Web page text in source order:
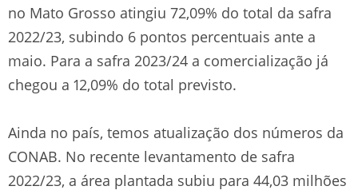
no Mato Grosso atingiu 72,09% do total da safra
2022/23, subindo 6 pontos percentuais ante a
maio. Para a safra 2023/24 a comercialização já
chegou a 12,09% do total previsto.
Ainda no país, temos atualização dos números da
CONAB. No recente levantamento de safra
2022/23, a área plantada subiu para 44,03 milhões